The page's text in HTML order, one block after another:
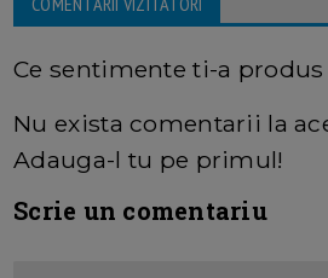
Ce sentimente ti-a
Nu exista comentarii la
Adauga-l tu pe primul!
Scrie un comentariu